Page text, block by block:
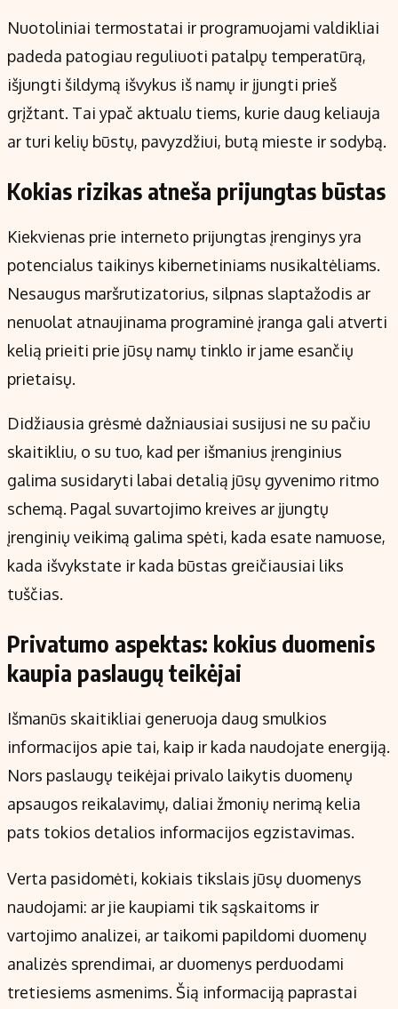
Nuotoliniai termostatai ir programuojami valdikliai
padeda patogiau reguliuoti patalpų temperatūrą,
išjungti šildymą išvykus iš namų ir įjungti prieš
grįžtant. Tai ypač aktualu tiems, kurie daug keliauja
ar turi kelių būstų, pavyzdžiui, butą mieste ir sodybą.
Kokias rizikas atneša prijungtas būstas
Kiekvienas prie interneto prijungtas įrenginys yra
potencialus taikinys kibernetiniams nusikaltėliams.
Nesaugus maršrutizatorius, silpnas slaptažodis ar
nenuolat atnaujinama programinė įranga gali atverti
kelią prieiti prie jūsų namų tinklo ir jame esančių
prietaisų.
Didžiausia grėsmė dažniausiai susijusi ne su pačiu
skaitikliu, o su tuo, kad per išmanius įrenginius
galima susidaryti labai detalią jūsų gyvenimo ritmo
schemą. Pagal suvartojimo kreives ar įjungtų
įrenginių veikimą galima spėti, kada esate namuose,
kada išvykstate ir kada būstas greičiausiai liks
tuščias.
Privatumo aspektas: kokius duomenis
kaupia paslaugų teikėjai
Išmanūs skaitikliai generuoja daug smulkios
informacijos apie tai, kaip ir kada naudojate energiją.
Nors paslaugų teikėjai privalo laikytis duomenų
apsaugos reikalavimų, daliai žmonių nerimą kelia
pats tokios detalios informacijos egzistavimas.
Verta pasidomėti, kokiais tikslais jūsų duomenys
naudojami: ar jie kaupiami tik sąskaitoms ir
vartojimo analizei, ar taikomi papildomi duomenų
analizės sprendimai, ar duomenys perduodami
tretiesiems asmenims. Šią informaciją paprastai